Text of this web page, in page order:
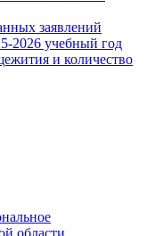
заявлений
2026 учебный год
и количество
области